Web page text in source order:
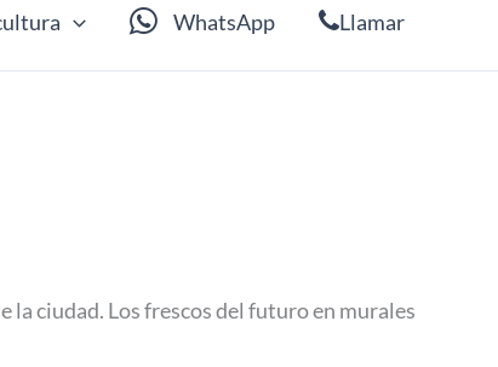
WhatsApp Llamar
la ciudad. Los frescos del futuro en murales